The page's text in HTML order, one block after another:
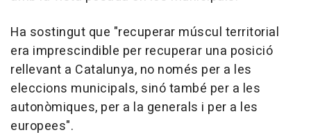
Ha sostingut que "recuperar múscul territorial
era imprescindible per recuperar una posició
rellevant a Catalunya, no només per a les
eleccions municipals, sinó també per a les
autonòmiques, per a la generals i per a les
europees".